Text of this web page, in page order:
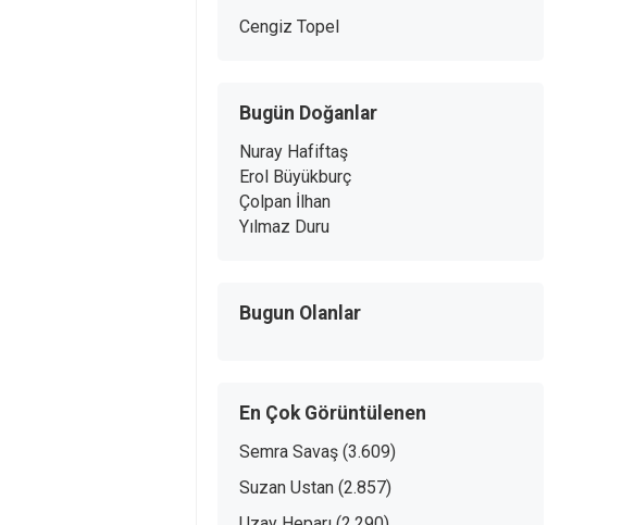
Cengiz Topel
Bugün Doğanlar
Nuray Hafiftaş
Erol Büyükburç
Çolpan İlhan
Yılmaz Duru
Bugun Olanlar
En Çok Görüntülenen
Semra Savaş (3.609)
Suzan Ustan (2.857)